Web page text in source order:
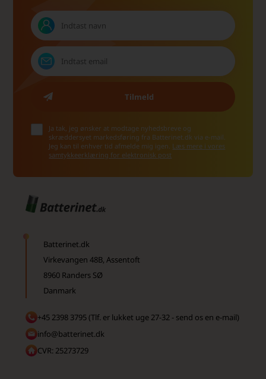
Ja tak, jeg ønsker at modtage nyhedsbreve og
skræddersyet markedsføring fra Batterinet.dk via e-mail.
Jeg kan til enhver tid afmelde mig igen. Læs mere i vores
samtykkeerklæring for elektronisk post
Batterinet.dk
Virkevangen 48B, Assentoft
8960 Randers SØ
Danmark
+45 2398 3795 (Tlf. er lukket uge 27-32 - send os en e-mail)
info@batterinet.dk
CVR: 25273729